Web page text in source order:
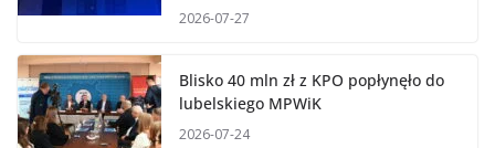
2026-07-27
Blisko 40 mln zł z KPO popłynęło do
lubelskiego MPWiK
2026-07-24